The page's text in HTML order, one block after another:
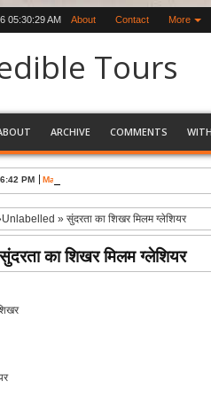
05:30:30 AM About Contact More
Tours
ARCHIVE COMMENTS
6:42 PM Maklodganj 9 Famous Sights
»सुंदरता का शिखर मिलम ग्लेशियर
सुंदरता का शिखर मिलम ग्लेशियर